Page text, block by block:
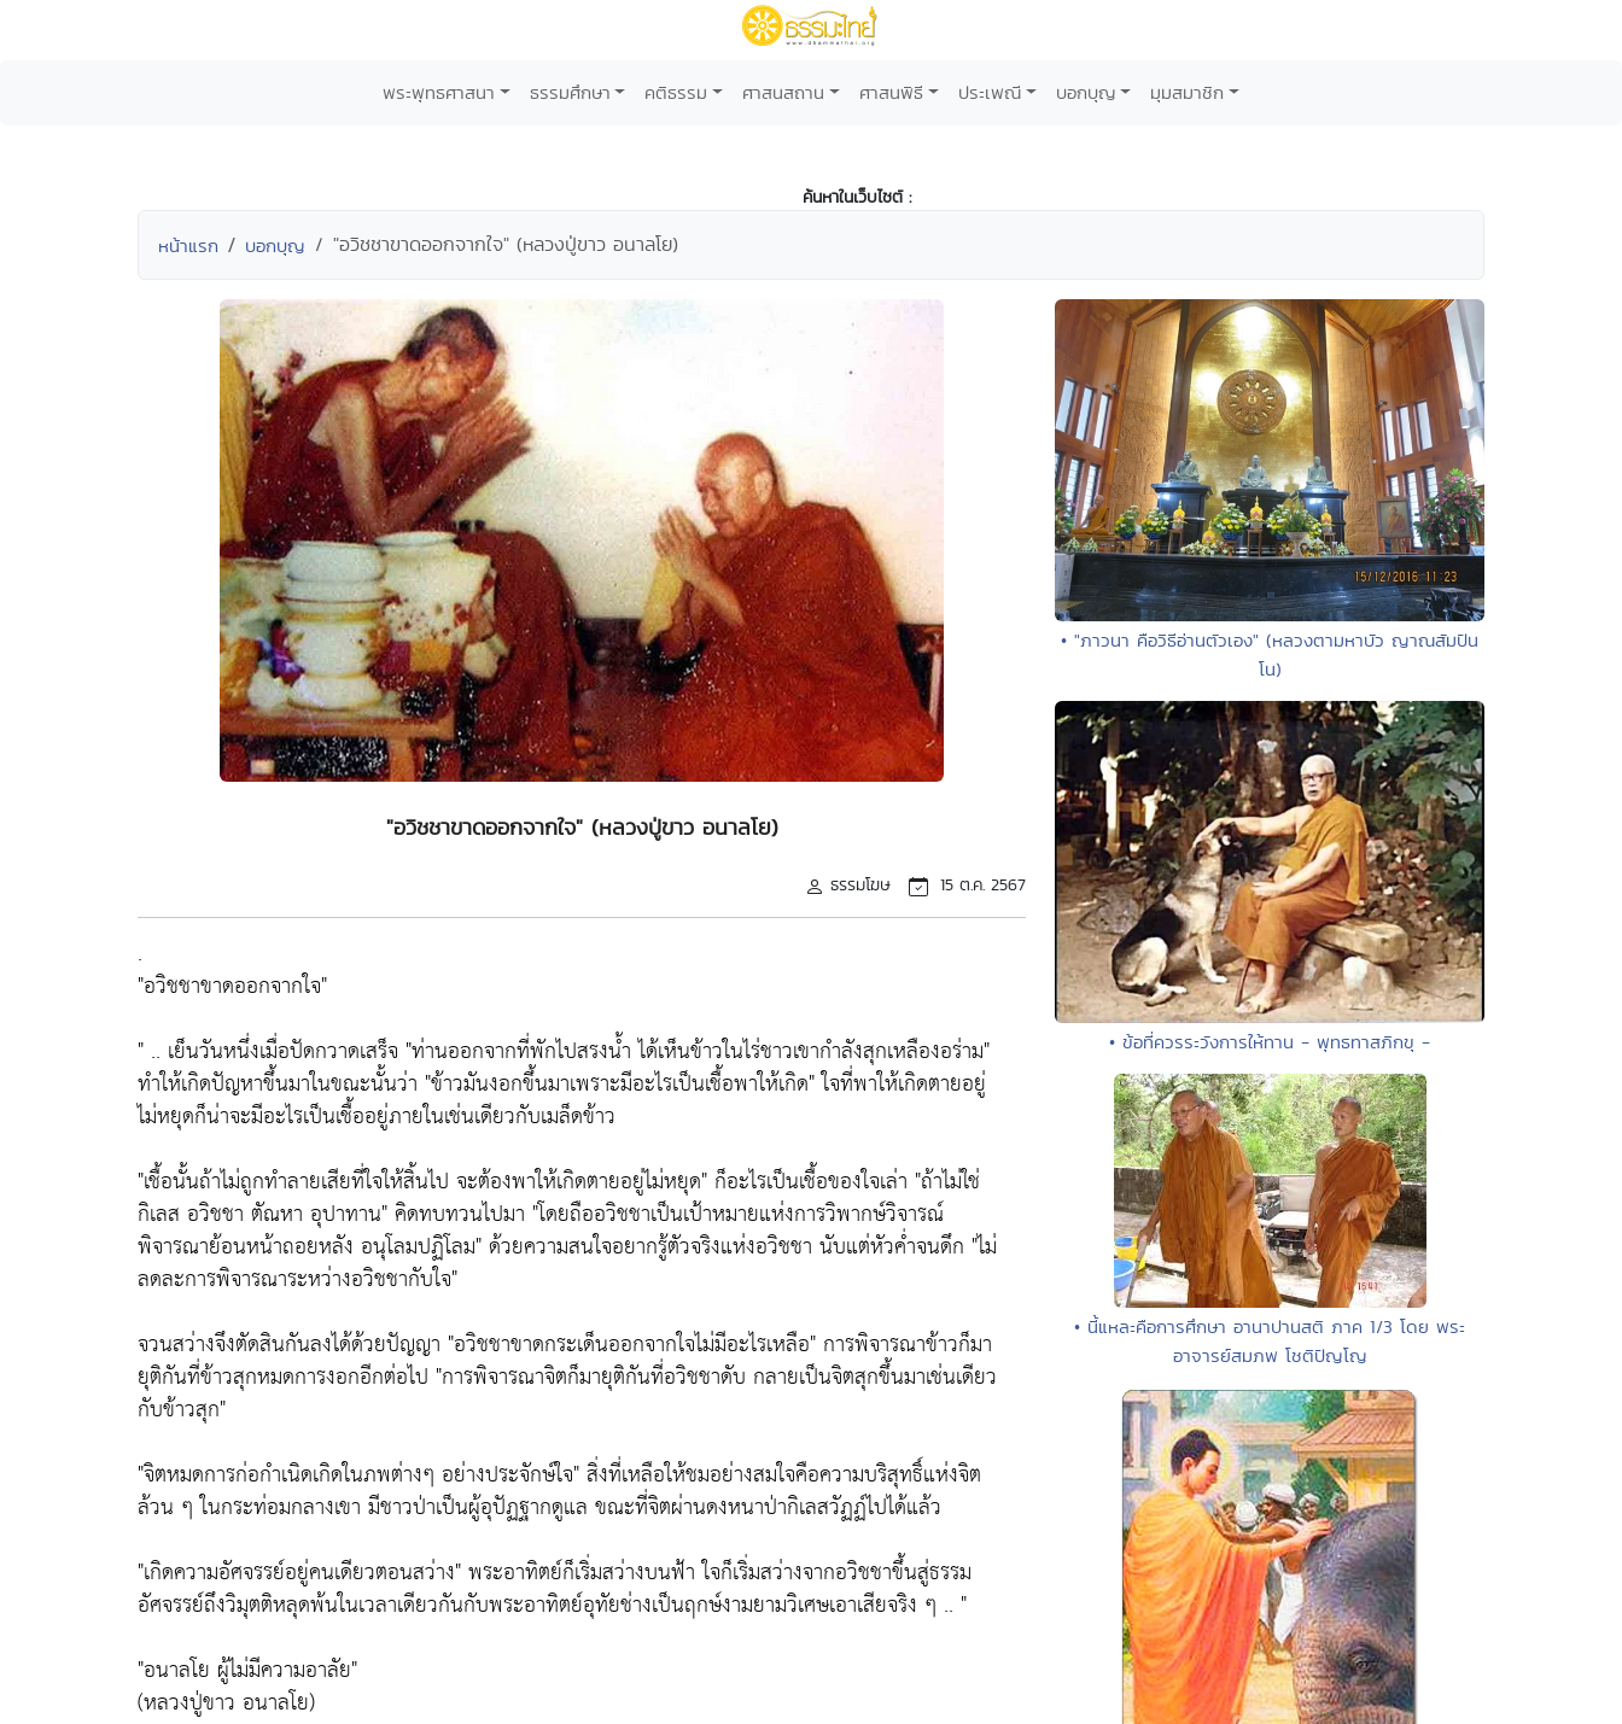
พระพุทธศาสนา ธรรมศึกษา คติธรรม ศาสนสถาน ศาสนพิธี ประเพณี บอกบุญ มุมสมาชิก
ค้นหาในเว็บไซต์ :
หน้าแรก บอกบุญ "อวิชชาขาดออกจากใจ" (หลวงปู่ขาว อนาลโย)
"อวิชชาขาดออกจากใจ" (หลวงปู่ขาว อนาลโย)
ธรรมโฆษ 15 ต.ค. 2567
.
"อวิชชาขาดออกจากใจ"
" .. เย็นวันหนึ่งเมื่อปัดกวาดเสร็จ "ท่านออกจากที่พักไปสรงน้ำ ได้เห็นข้าวในไร่ชาวเขากำลังสุกเหลืองอร่าม"
ทำให้เกิดปัญหาขึ้นมาในขณะนั้นว่า "ข้าวมันงอกขึ้นมาเพราะมีอะไรเป็นเชื้อพาให้เกิด" ใจที่พาให้เกิดตายอยู่
ไม่หยุดก็น่าจะมีอะไรเป็นเชื้ออยู่ภายในเช่นเดียวกับเมล็ดข้าว
"เชื้อนั้นถ้าไม่ถูกทำลายเสียที่ใจให้สิ้นไป จะต้องพาให้เกิดตายอยู่ไม่หยุด" ก็อะไรเป็นเชื้อของใจเล่า "ถ้าไม่ใช่
กิเลส อวิชชา ตัณหา อุปาทาน" คิดทบทวนไปมา "โดยถืออวิชชาเป็นเป้าหมายแห่งการวิพากษ์วิจารณ์
พิจารณาย้อนหน้าถอยหลัง อนุโลมปฏิโลม" ด้วยความสนใจอยากรู้ตัวจริงแห่งอวิชชา นับแต่หัวค่ำจนดึก "ไม่
ลดละการพิจารณาระหว่างอวิชชากับใจ"
จวนสว่างจึงตัดสินกันลงได้ด้วยปัญญา "อวิชชาขาดกระเด็นออกจากใจไม่มีอะไรเหลือ" การพิจารณาข้าวก็มา
ยุติกันที่ข้าวสุกหมดการงอกอีกต่อไป "การพิจารณาจิตก็มายุติกันที่อวิชชาดับ กลายเป็นจิตสุกขึ้นมาเช่นเดียว
กับข้าวสุก"
"จิตหมดการก่อกำเนิดเกิดในภพต่างๆ อย่างประจักษ์ใจ" สิ่งที่เหลือให้ชมอย่างสมใจคือความบริสุทธิ์แห่งจิต
ล้วน ๆ ในกระท่อมกลางเขา มีชาวป่าเป็นผู้อุปัฏฐากดูแล ขณะที่จิตผ่านดงหนาป่ากิเลสวัฏฏ์ไปได้แล้ว
"เกิดความอัศจรรย์อยู่คนเดียวตอนสว่าง" พระอาทิตย์ก็เริ่มสว่างบนฟ้า ใจก็เริ่มสว่างจากอวิชชาขึ้นสู่ธรรม
อัศจรรย์ถึงวิมุตติหลุดพ้นในเวลาเดียวกันกับพระอาทิตย์อุทัยช่างเป็นฤกษ์งามยามวิเศษเอาเสียจริง ๆ .. "
"อนาลโย ผู้ไม่มีความอาลัย"
(หลวงปู่ขาว อนาลโย)
• "ภาวนา คือวิธีอ่านตัวเอง" (หลวงตามหาบัว ญาณสัมปัน
โน)
• ข้อที่ควรระวังการให้ทาน - พุทธทาสภิกขุ -
• นี้แหละคือการศึกษา อานาปานสติ ภาค 1/3 โดย พระ
อาจารย์สมภพ โชติปัญโญ